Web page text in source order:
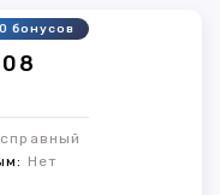
бонусов
Нет